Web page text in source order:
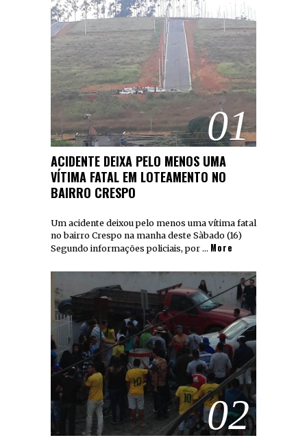
01
ACIDENTE DEIXA PELO MENOS UMA
VÍTIMA FATAL EM LOTEAMENTO NO
BAIRRO CRESPO
Um acidente deixou pelo menos uma vítima fatal
no bairro Crespo na manha deste Sàbado (16)
Segundo informações policiais, por … More
02